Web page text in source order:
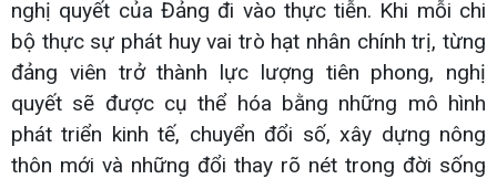
nghị quyết của Đảng đi vào thực tiễn. Khi mỗi chi
bộ thực sự phát huy vai trò hạt nhân chính trị, từng
đảng viên trở thành lực lượng tiên phong, nghị
quyết sẽ được cụ thể hóa bằng những mô hình
phát triển kinh tế, chuyển đổi số, xây dựng nông
thôn mới và những đổi thay rõ nét trong đời sống